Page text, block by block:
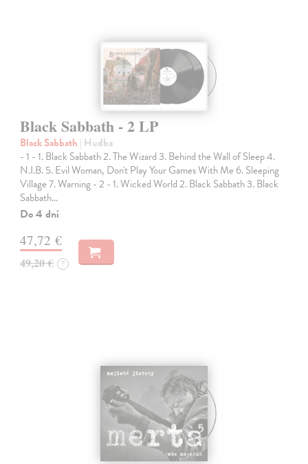
Black Sabbath - 2 LP
Black Sabbath | Hudba
- 1 - 1. Black Sabbath 2. The Wizard 3. Behind the Wall of Sleep 4.
N.I.B. 5. Evil Woman, Don't Play Your Games With Me 6. Sleeping
Village 7. Warning - 2 - 1. Wicked World 2. Black Sabbath 3. Black
Sabbath…
Do 4 dní
47,72 €
49,20 € ?